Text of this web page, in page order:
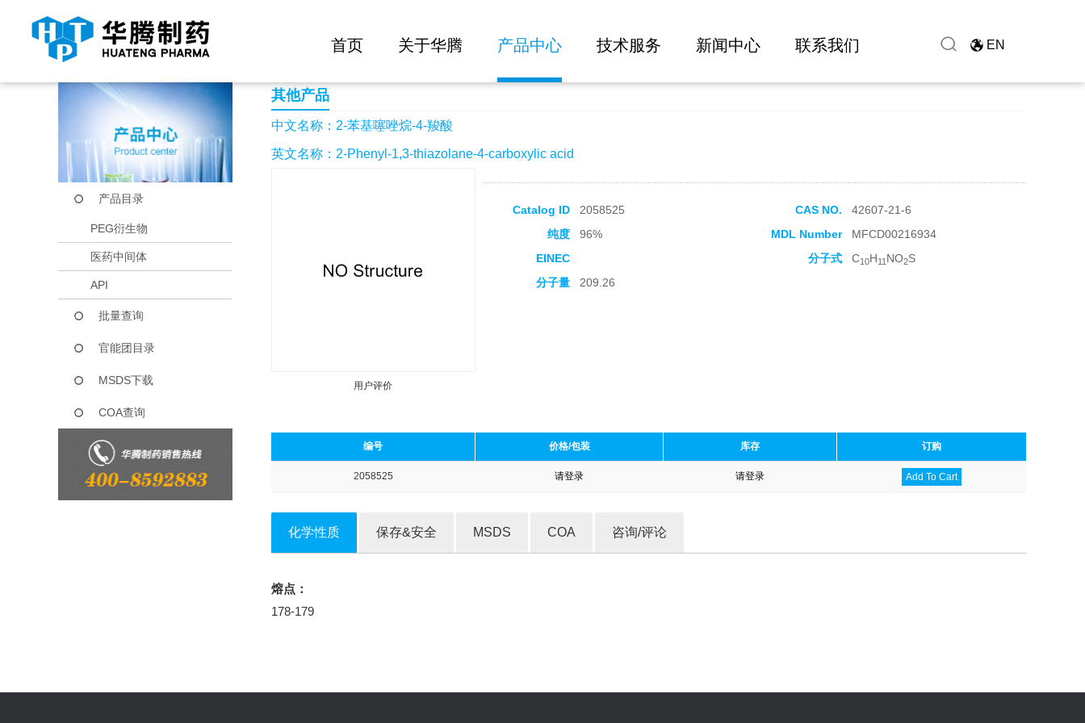
首页 关于华腾 产品中心 技术服务 新闻中心 联系我们 EN
当前位置： 首页 产品中心 2-苯基噻唑烷-4-羧酸
产品目录
PEG衍生物
医药中间体
API
批量查询
官能团目录
MSDS下载
COA查询
其他产品
中文名称：2-苯基噻唑烷-4-羧酸
英文名称：2-Phenyl-1,3-thiazolane-4-carboxylic acid
用户评价
Catalog ID 2058525 CAS NO.
42607-21-6
纯度
96% MDL Number
MFCD00216934
EINEC
分子式 C10H11 NO2S
分子量
209.26
编号 价格/包装 库存 订购
2058525 请登录 请登录 Add To Cart
化学性质 保存&安全 MSDS COA 咨询/评论
熔点：
178-179